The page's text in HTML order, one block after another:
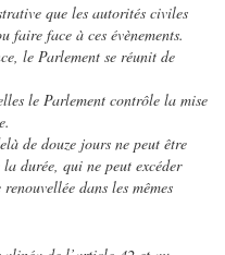
que les autorités civiles
faire face à ces évènements.
le Parlement se réunit de
le Parlement contrôle la mise
de douze jours ne peut être
durée, qui ne peut excéder
dans les mêmes